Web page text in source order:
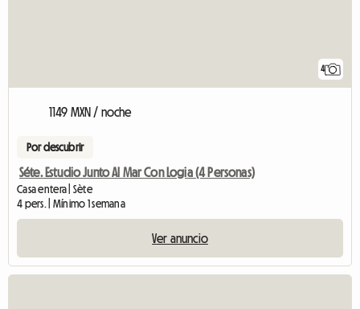
4
1149 MXN / noche
Por descubrir
Séte. Estudio Junto Al Mar Con Logia (4 Personas)
Casa entera | Sète
4 pers. | Mínimo 1 semana
Ver anuncio